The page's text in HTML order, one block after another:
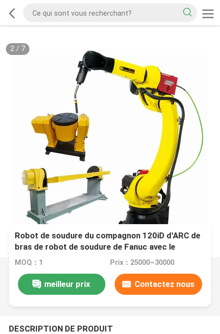
2/ 7
Robot de soudure du compagnon 120iD d'ARC de
bras de robot de soudure de Fanuc avec le
positionneur de soudure de CNGBS
MOQ：1 Prix：25000~30000
meilleur prix Contactez nous
DESCRIPTION DE PRODUIT